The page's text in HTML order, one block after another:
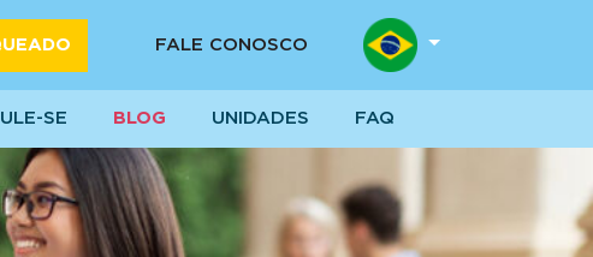
FALE CONOSCO
SE BLOG UNIDADES FAQ